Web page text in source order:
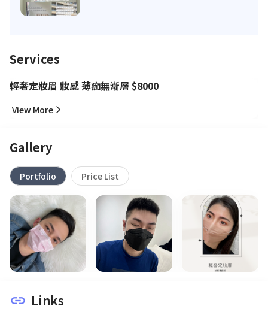
Services
輕奢定妝眉 妝感 薄痂無漸層 $8000
View More
Gallery
Portfolio Price List
link Links